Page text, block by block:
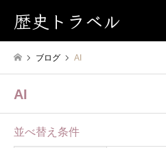
歴史トラベル
ブログ AI
AI
並べ替え条件